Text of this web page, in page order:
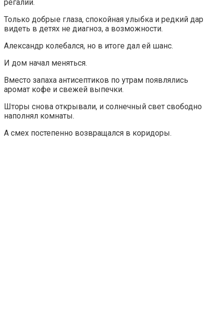
регалий.
Только добрые глаза, спокойная улыбка и редкий дар
видеть в детях не диагноз, а возможности.
Александр колебался, но в итоге дал ей шанс.
И дом начал меняться.
Вместо запаха антисептиков по утрам появлялись
аромат кофе и свежей выпечки.
Шторы снова открывали, и солнечный свет свободно
наполнял комнаты.
А смех постепенно возвращался в коридоры.